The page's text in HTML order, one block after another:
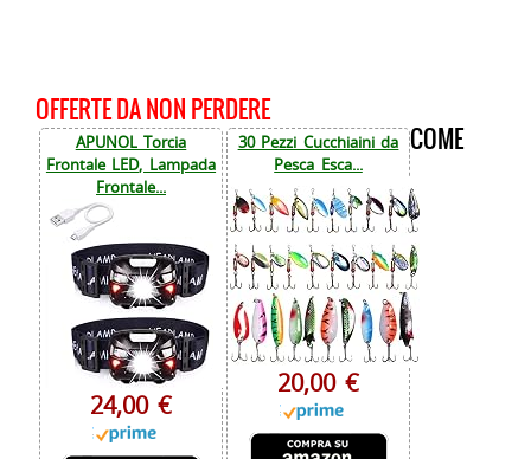
OFFERTE DA NON PERDERE
APUNOL Torcia
Frontale LED, Lampada
Frontale...
24,00 €
30 Pezzi Cucchiaini da
Pesca Esca...
20,00 €
COME